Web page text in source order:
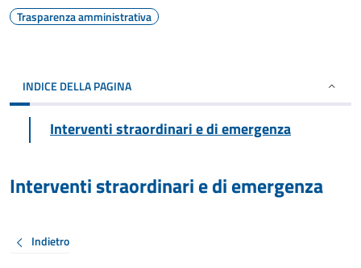
Trasparenza amministrativa
INDICE DELLA PAGINA
Interventi straordinari e di emergenza
Interventi straordinari e di emergenza
Indietro